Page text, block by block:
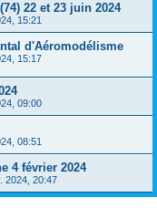
22 et 23 juin 2024
15:21
d'Aéromodélisme
15:17
09:00
08:51
4 février 2024
2024, 20:47